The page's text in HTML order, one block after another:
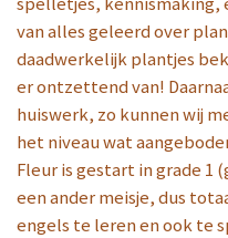
van alles geleerd over
daadwerkelijk plantjes
er ontzettend van!
huiswerk, zo kunnen wij
het niveau wat
Fleur is gestart in grade 1
een ander meisje, dus
engels te leren en ook te